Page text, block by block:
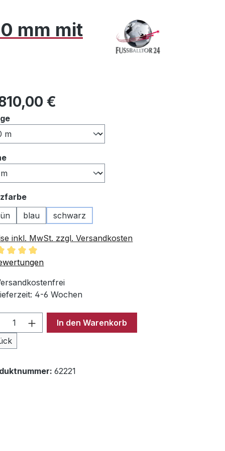
mm mit
Preis: €
auswählen
auswählen
auswählen
blau schwarz
inkl. MwSt. zzgl. Versandkosten
Bewertung von 5 von 5 Sternen
4-6 Wochen
Anzahl: Gib den gewünschten
In den Warenkorb
62221